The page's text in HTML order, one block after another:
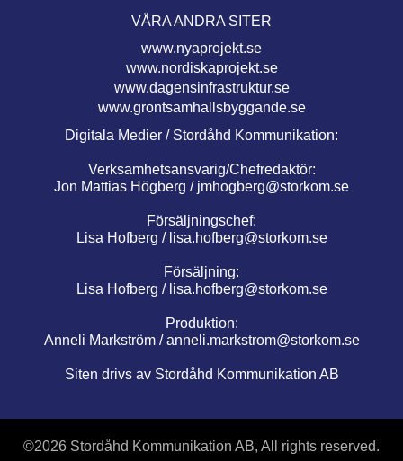
VÅRA ANDRA SITER
www.nyaprojekt.se
www.nordiskaprojekt.se
www.dagensinfrastruktur.se
www.grontsamhallsbyggande.se
Digitala Medier / Stordåhd Kommunikation:
Verksamhetsansvarig/Chefredaktör:
Jon Mattias Högberg / jmhogberg@storkom.se
Försäljningschef:
Lisa Hofberg / lisa.hofberg@storkom.se
Försäljning:
Lisa Hofberg / lisa.hofberg@storkom.se
Produktion:
Anneli Markström /anneli.markstrom@storkom.se
Siten drivs av Stordåhd Kommunikation AB
©2026 Stordåhd Kommunikation AB, All rights reserved.